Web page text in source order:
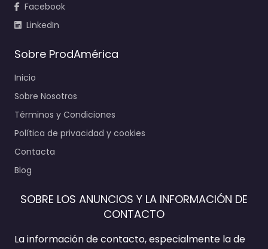
Facebook
LinkedIn
Sobre ProdAmérica
Inicio
Sobre Nosotros
Términos y Condiciones
Política de privacidad y cookies
Contacta
Blog
SOBRE LOS ANUNCIOS Y LA INFORMACIÓN DE
CONTACTO
La información de contacto, especialmente la de